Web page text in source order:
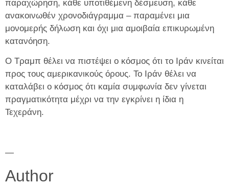
παραχώρηση, κάθε υποτιθέμενη δέσμευση, κάθε
ανακοινωθέν χρονοδιάγραμμα – παραμένει μια
μονομερής δήλωση και όχι μια αμοιβαία επικυρωμένη
κατανόηση.
Ο Τραμπ θέλει να πιστέψει ο κόσμος ότι το Ιράν κινείται
προς τους αμερικανικούς όρους. Το Ιράν θέλει να
καταλάβει ο κόσμος ότι καμία συμφωνία δεν γίνεται
πραγματικότητα μέχρι να την εγκρίνει η ίδια η
Τεχεράνη.
—
Author